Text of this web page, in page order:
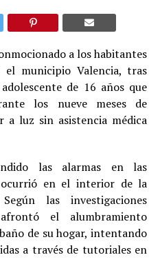
a los habitantes
municipio Valencia, tras
de 16 años que
los nueve meses de
a luz sin asistencia médica
las alarmas en las
ocurrió en el interior de la
las investigaciones
el alumbramiento
de su hogar, intentando
a través de tutoriales en